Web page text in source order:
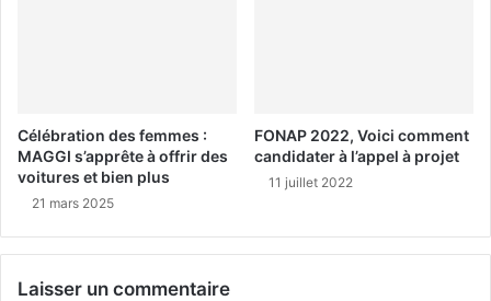
Célébration des femmes :
MAGGI s’apprête à offrir des
voitures et bien plus
21 mars 2025
FONAP 2022, Voici comment
candidater à l’appel à projet
11 juillet 2022
Laisser un commentaire